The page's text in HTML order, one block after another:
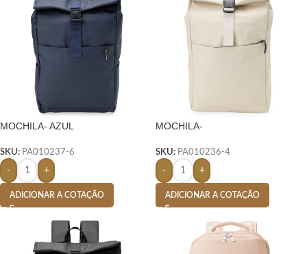
MOCHILA- AZUL
SKU: PA010237-6
- +
ADICIONAR A COTAÇÃO
MOCHILA-
SKU: PA010236-4
- +
ADICIONAR A COTAÇÃO